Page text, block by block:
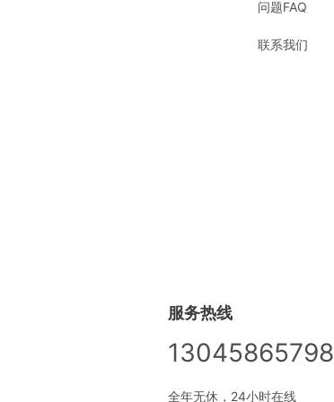
问题FAQ
联系我们
服务热线
13045865798
全年无休，24小时在线